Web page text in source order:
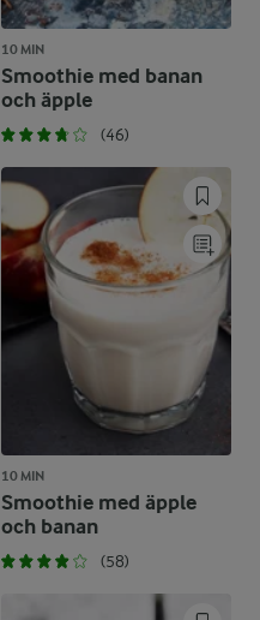
10 MIN
Smoothie med banan
och äpple
(46)
10 MIN
Smoothie med äpple
och banan
(58)